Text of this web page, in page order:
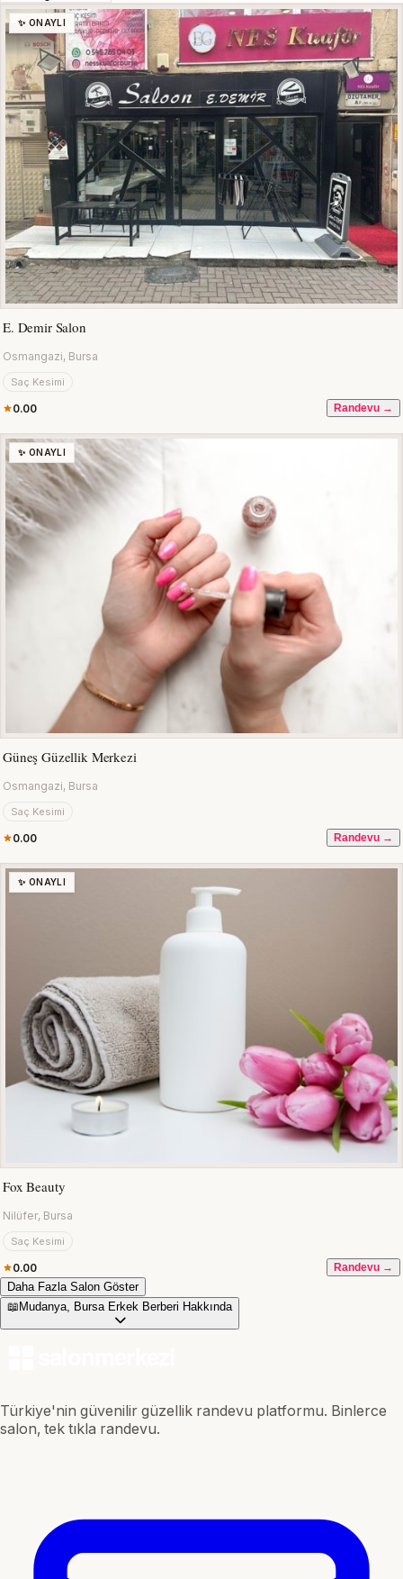
✨ ONAYLI
E. Demir Salon
Osmangazi, Bursa
Saç Kesimi
0.00 Randevu →
✨ ONAYLI
Güneş Güzellik Merkezi
Osmangazi, Bursa
Saç Kesimi
0.00 Randevu →
✨ ONAYLI
Fox Beauty
Nilüfer, Bursa
Saç Kesimi
0.00 Randevu →
Daha Fazla Salon Göster
📖 Mudanya, Bursa Erkek Berberi Hakkında
Türkiye'nin güvenilir güzellik randevu platformu. Binlerce
salon, tek tıkla randevu.